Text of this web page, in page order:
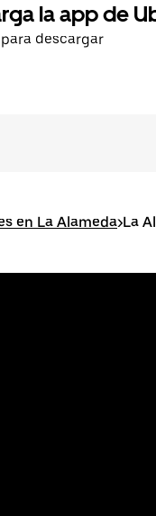
la app de
descargar
en La Alameda>La